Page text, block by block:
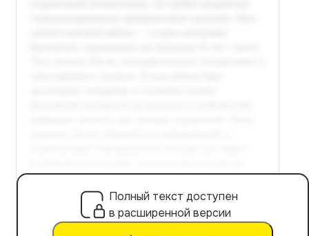
Полный текст доступен
в расширенной версии